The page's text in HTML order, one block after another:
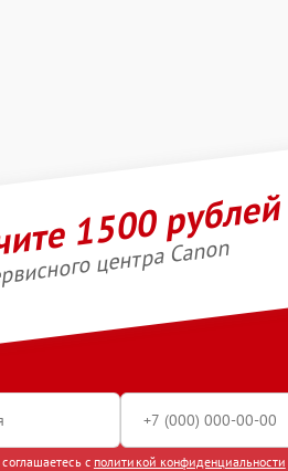
1500
центра Canon
с политикой конфиденциальности